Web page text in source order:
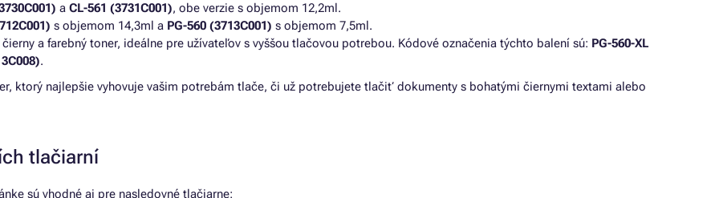
a CL-561 (3731C001), obe verzie s objemom 12,2ml.
s objemom 14,3ml a PG-560 (3713C001) s objemom 7,5ml.
a farebný toner, ideálne pre užívateľov s vyššou tlačovou potrebou. Kódové označenia týchto balení sú: PG-560-XL
.
ktorý najlepšie vyhovuje vašim potrebám tlače, či už potrebujete tlačiť dokumenty s bohatými čiernymi textami alebo
tlačiarní
sú vhodné aj pre nasledovné tlačiarne: